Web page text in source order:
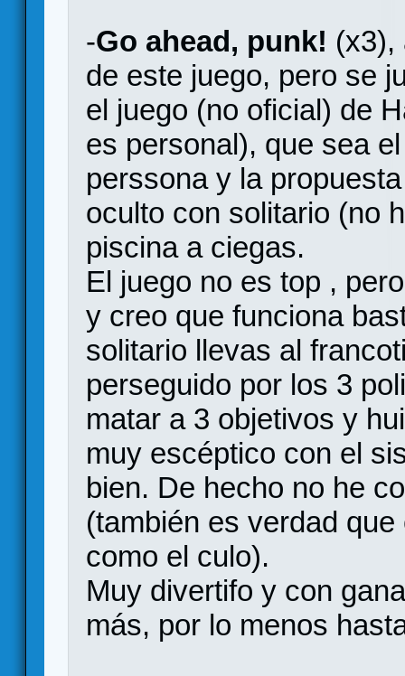
-Go ahead, punk! (x3),
de este juego, pero se
el juego (no oficial) de
es personal), que sea
perssona y la
oculto con solitario (no
piscina a ciegas.
El juego no es top ,
y creo que funciona
solitario llevas al
perseguido por los 3
matar a 3 objetivos y
muy escéptico con el
bien. De hecho no he
(también es verdad
como el culo).
Muy divertifo y con
más, por lo menos